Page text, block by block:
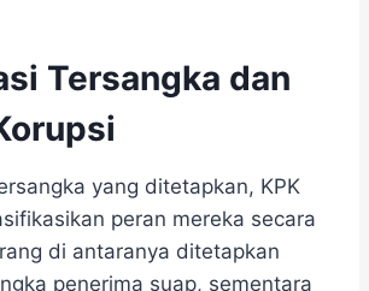
Tersangka dan
yang ditetapkan, KPK
peran mereka secara
di antaranya ditetapkan
penerima suap, sementara